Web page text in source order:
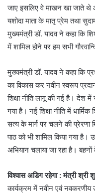
जाए इसलिए वे माखन खा जाते थे
यशोदा माता के मातृ प्रेम तथा
मुख्यमंत्री डॉ. यादव ने कहा कि
में शामिल होने पर हम सभी
मुख्यमंत्री डॉ. यादव ने कहा कि
का विकास कर नवीन स्वरूप
शिक्षा नीति लागू की गई है। देश
गया है। नई शिक्षा नीति में
सत्य के मार्ग पर चलने की प्रेरणा
पाठ को भी शामिल किया गया
अभियान चलाया जा रहा है।
विश्वास अडिग रहेगा : मंत्री श्री
कार्यक्रम में नवीन एवं नवकरणीय